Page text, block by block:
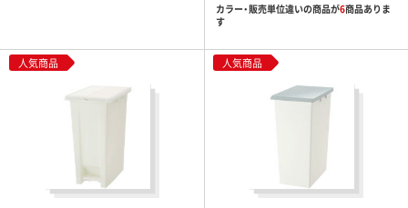
カラー・販売単位違いの商品が6商品ありま
す
人気商品 人気商品